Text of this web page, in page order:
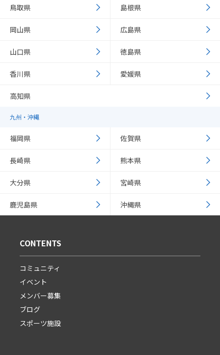
鳥取県 島根県
岡山県 広島県
山口県 徳島県
香川県 愛媛県
高知県
九州・沖縄
福岡県 佐賀県
長崎県 熊本県
大分県 宮崎県
鹿児島県 沖縄県
CONTENTS
コミュニティ
イベント
メンバー募集
ブログ
スポーツ施設